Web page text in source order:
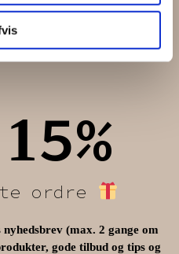
historie. Der vil derfor
hårnål til hårnål.
15%
ordre
(max. 2 gange om
gode tilbud og tips og